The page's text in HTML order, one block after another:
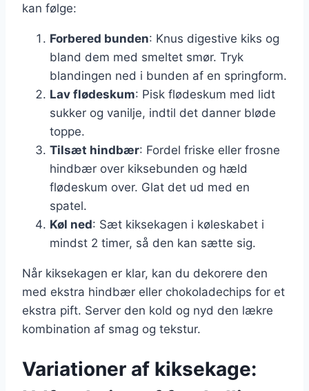
kan følge:
Forbered bunden: Knus digestive kiks og
bland dem med smeltet smør. Tryk
blandingen ned i bunden af en springform.
Lav flødeskum: Pisk flødeskum med lidt
sukker og vanilje, indtil det danner bløde
toppe.
Tilsæt hindbær: Fordel friske eller frosne
hindbær over kiksebunden og hæld
flødeskum over. Glat det ud med en
spatel.
Køl ned: Sæt kiksekagen i køleskabet i
mindst 2 timer, så den kan sætte sig.
Når kiksekagen er klar, kan du dekorere den
med ekstra hindbær eller chokoladechips for et
ekstra pift. Server den kold og nyd den lækre
kombination af smag og tekstur.
Variationer af kiksekage: